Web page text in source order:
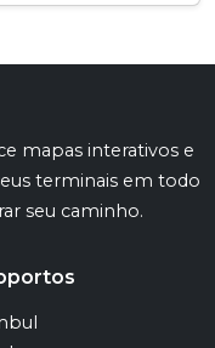
mapas interativos e
terminais em todo
seu caminho.